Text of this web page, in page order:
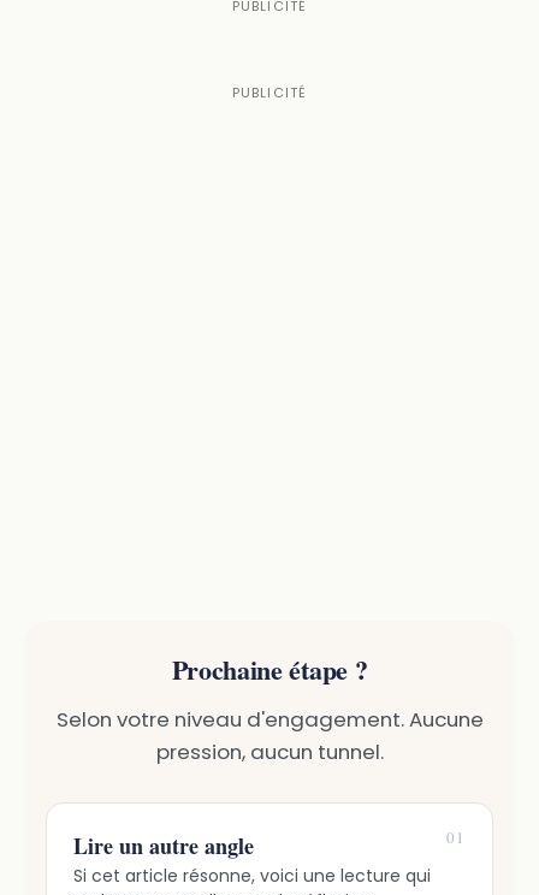
Prochaine étape ?
Selon votre niveau d'engagement. Aucune
pression, aucun tunnel.
01
Lire un autre angle
Si cet article résonne, voici une lecture qui